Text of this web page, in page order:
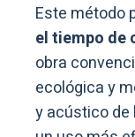
Este método
el tiempo de
obra
ecológica y
y acústico de